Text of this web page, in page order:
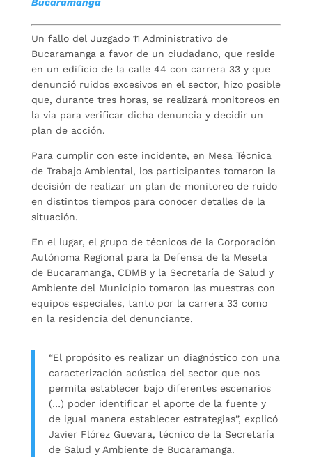
Un fallo del Juzgado 11 Administrativo de
Bucaramanga a favor de un ciudadano, que reside
en un edificio de la calle 44 con carrera 33 y que
denunció ruidos excesivos en el sector, hizo posible
que, durante tres horas, se realizará monitoreos en
la vía para verificar dicha denuncia y decidir un
plan de acción.
Para cumplir con este incidente, en Mesa Técnica
de Trabajo Ambiental, los participantes tomaron la
decisión de realizar un plan de monitoreo de ruido
en distintos tiempos para conocer detalles de la
situación.
En el lugar, el grupo de técnicos de la Corporación
Autónoma Regional para la Defensa de la Meseta
de Bucaramanga, CDMB y la Secretaría de Salud y
Ambiente del Municipio tomaron las muestras con
equipos especiales, tanto por la carrera 33 como
en la residencia del denunciante.
“El propósito es realizar un diagnóstico con una
caracterización acústica del sector que nos
permita establecer bajo diferentes escenarios
(…) poder identificar el aporte de la fuente y
de igual manera establecer estrategias”, explicó
Javier Flórez Guevara, técnico de la Secretaría
de Salud y Ambiente de Bucaramanga.